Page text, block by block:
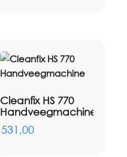
Cleanfix HS 770
Handveegmachine
531,00